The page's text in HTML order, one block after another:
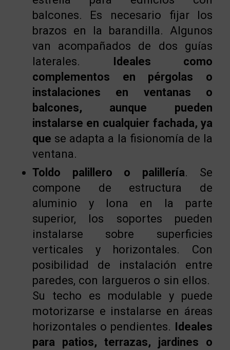
balcones. Es necesario fijar los
brazos en la barandilla. Algunos
van acompañados de dos guías
laterales. Ideales como
complementos en pérgolas o
instalaciones en ventanas o
balcones, aunque pueden
instalarse en cualquier fachada, ya
que se adapta a la fisionomía de la
ventana.
Toldo palillero o palillería. Se
compone de estructura de
aluminio y lona en la parte
superior, los soportes pueden
instalarse sobre superficies
verticales y horizontales. Con
posibilidad de instalación entre
paredes, con largueros o sin ellos.
Su techo es modulable y puede
motorizarse e instalarse en áreas
horizontales o pendientes. Ideales
para patios, terrazas, jardines o